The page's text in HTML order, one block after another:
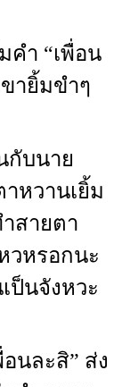
“เพื่อน
ายิ้มขำๆ
บนาย
หวานเยิ้ม
สายตา
วหรอกนะ
ป็นจังหวะ
ละสิ” ส่ง